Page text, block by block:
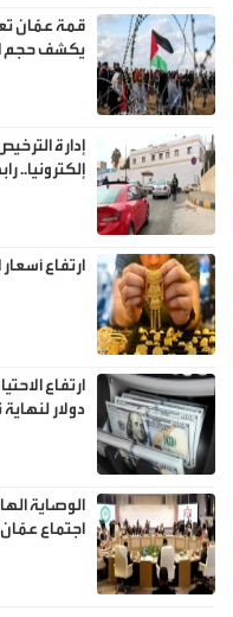
قمة عمّان
يكشف حجم
إدارة
إلكترونيا..
ارتفاع أسعار الذهب عيار
دولار لنهاية
الوصاية
اجتماع عمّان